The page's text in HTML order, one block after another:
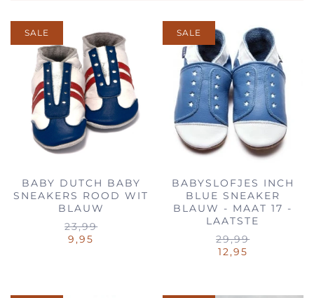
BABY DUTCH BABY
SNEAKERS ROOD WIT
BLAUW
23,99
9,95
SALE
BABYSLOFJES INCH
BLUE SNEAKER
BLAUW - MAAT 17 -
LAATSTE
29,99
12,95
SALE